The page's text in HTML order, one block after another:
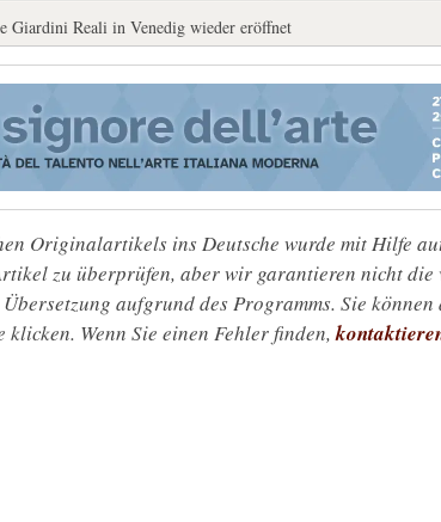
Giardini Reali in Venedig wieder eröffnet
Originalartikels ins Deutsche wurde mit Hilfe
zu überprüfen, aber wir garantieren nicht die
aufgrund des Programms. Sie
klicken. Wenn Sie einen Fehler finden,